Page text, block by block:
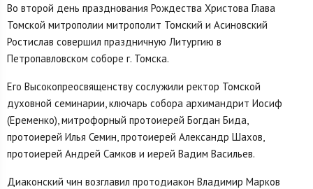
Во второй день празднования Рождества Христова Глава
Томской митрополии митрополит Томский и Асиновский
Ростислав совершил праздничную Литургию в
Петропавловском соборе г. Томска.
Его Высокопреосвященству сослужили ректор Томской
духовной семинарии, ключарь собора архимандрит Иосиф
(Еременко), митрофорный протоиерей Богдан Бида,
протоиерей Илья Семин, протоиерей Александр Шахов,
протоиерей Андрей Самков и иерей Вадим Васильев.
Диаконский чин возглавил протодиакон Владимир Марков